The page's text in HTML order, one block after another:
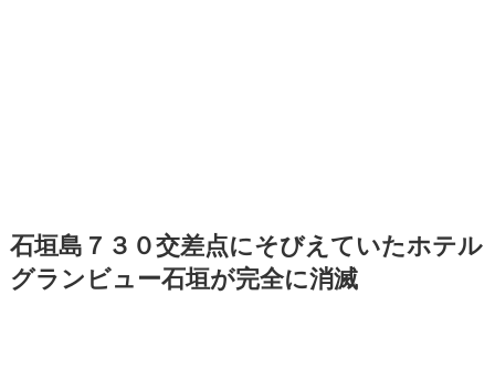
石垣島７３０交差点にそびえていたホテル
グランビュー石垣が完全に消滅